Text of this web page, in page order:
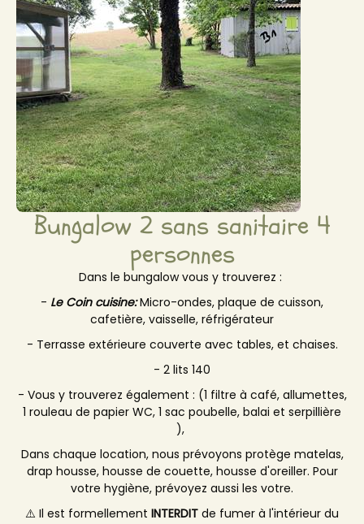
Bungalow 2 sans sanitaire 4
personnes
Dans le bungalow vous y trouverez :
- Le Coin cuisine:Micro-ondes, plaque de cuisson,
cafetière, vaisselle, réfrigérateur
- Terrasse extérieure couverte avec tables, et chaises.
- 2 lits 140
- Vous y trouverez également : (1 filtre à café, allumettes,
1 rouleau de papier WC, 1 sac poubelle, balai et serpillière
),
Dans chaque location, nous prévoyons protège matelas,
drap housse, housse de couette, housse d'oreiller. Pour
votre hygiène, prévoyez aussi les votre.
⚠️ Il est formellement INTERDIT de fumer à l'intérieur du